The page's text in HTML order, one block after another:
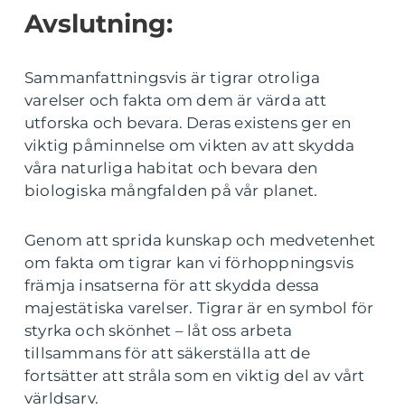
Avslutning:
Sammanfattningsvis är tigrar otroliga
varelser och fakta om dem är värda att
utforska och bevara. Deras existens ger en
viktig påminnelse om vikten av att skydda
våra naturliga habitat och bevara den
biologiska mångfalden på vår planet.
Genom att sprida kunskap och medvetenhet
om fakta om tigrar kan vi förhoppningsvis
främja insatserna för att skydda dessa
majestätiska varelser. Tigrar är en symbol för
styrka och skönhet – låt oss arbeta
tillsammans för att säkerställa att de
fortsätter att stråla som en viktig del av vårt
världsarv.